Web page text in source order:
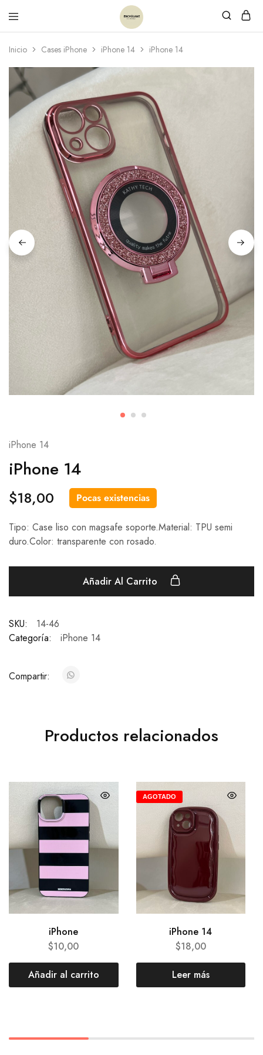
Inicio Cases iPhone iPhone 14 iPhone 14
iPhone 14
iPhone 14
$18,00 Pocas existencias
Tipo: Case liso con magsafe soporte.Material: TPU semi
duro.Color: transparente con rosado.
Añadir Al Carrito
SKU:
14-46
Categoría:
iPhone 14
Compartir:
Productos relacionados
iPhone
$10,00
Añadir al carrito
AGOTADO
iPhone 14
$18,00
Leer más